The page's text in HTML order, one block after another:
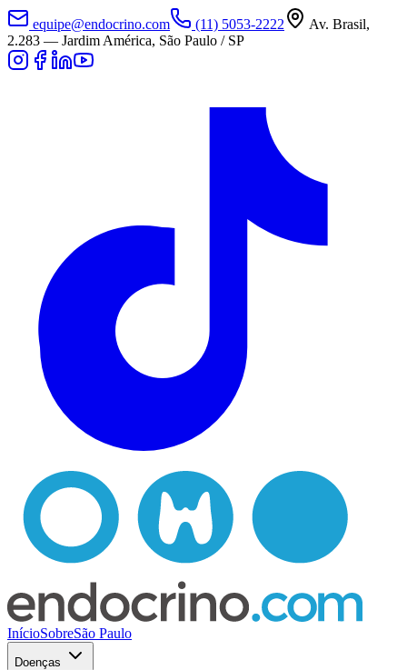
equipe@endocrino.com (11) 5053-2222
Av. Brasil,
2.283 — Jardim América, São Paulo / SP
InícioSobreSão Paulo
Doenças